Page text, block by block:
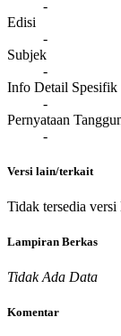
-
Edisi
-
Subjek
-
Info Detail Spesifik
-
Pernyataan
-
Versi lain/terkait
Tidak tersedia versi
Lampiran Berkas
Tidak Ada Data
Komentar